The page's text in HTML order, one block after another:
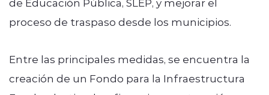
proceso de traspaso desde los municipios.
Entre las principales medidas, se encuentra la
creación de un Fondo para la Infraestructura